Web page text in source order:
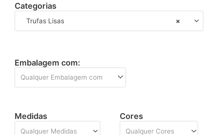
Categorias
×
Trufas Lisas
Embalagem com:
Qualquer Embalagem com
Medidas
Qualquer Medidas
Cores
Qualquer Cores